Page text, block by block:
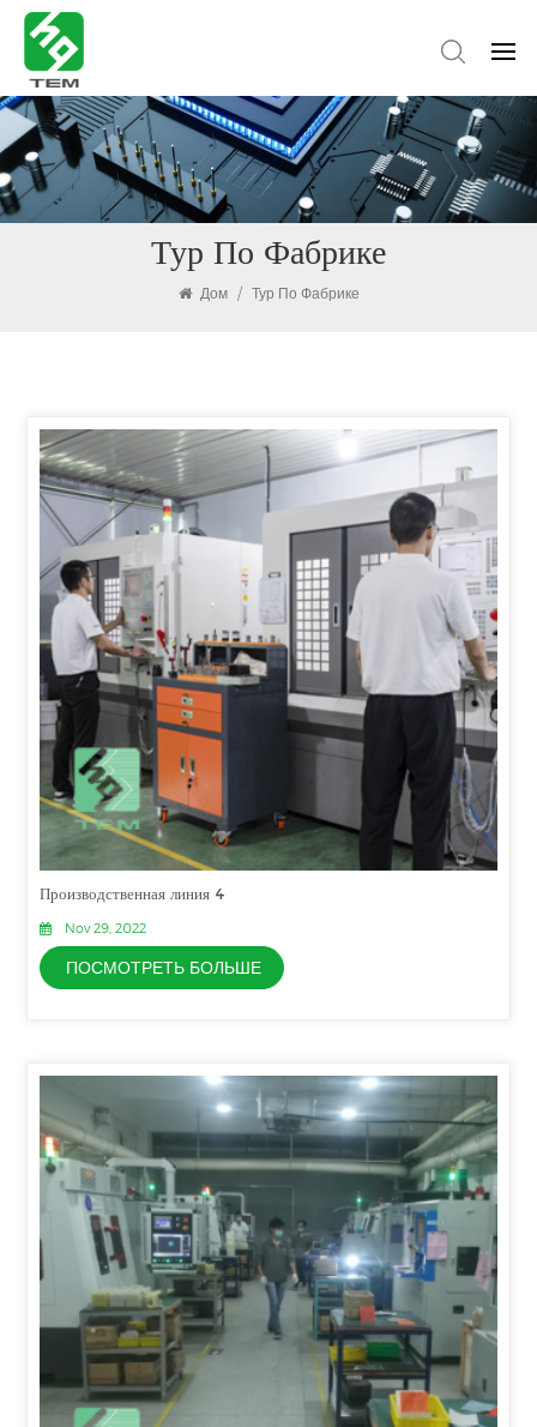
Тур По Фабрике
Дом / Тур По Фабрике
Производственная линия 4
Nov 29, 2022
ПОСМОТРЕТЬ БОЛЬШЕ